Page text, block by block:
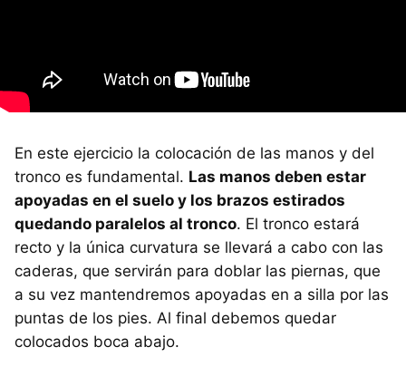
En este ejercicio la colocación de las manos y del
tronco es fundamental. Las manos deben estar
apoyadas en el suelo y los brazos estirados
quedando paralelos al tronco. El tronco estará
recto y la única curvatura se llevará a cabo con las
caderas, que servirán para doblar las piernas, que
a su vez mantendremos apoyadas en a silla por las
puntas de los pies. Al final debemos quedar
colocados boca abajo.